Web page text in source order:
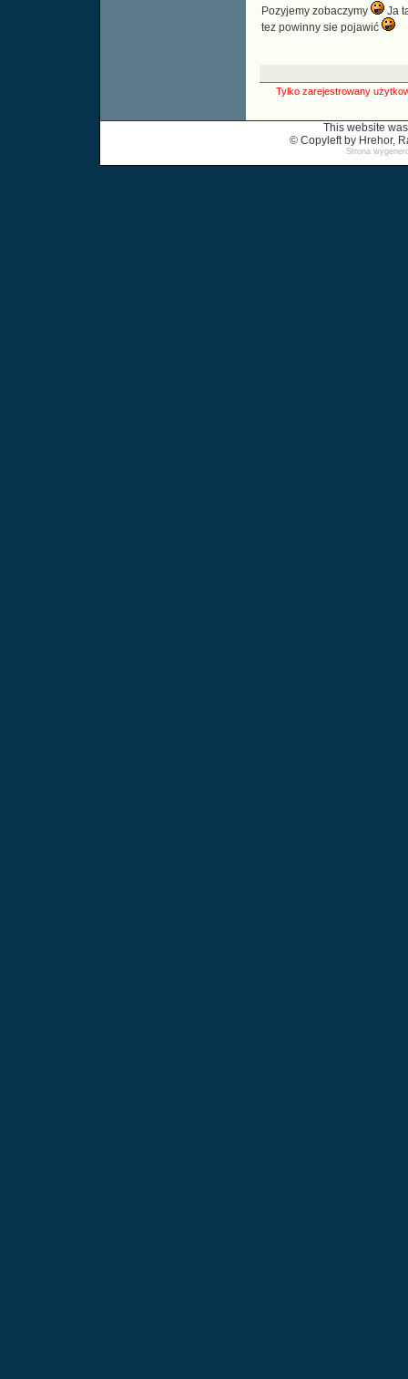
Pozyjemy zobaczymy
Ja
tez powinny sie pojawić
Tylko zarejestrowany
This website
© Copyleft by Hrehor,
Strona